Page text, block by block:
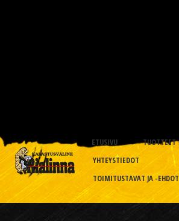
ETUSIVU TUOTTEET
YHTEYSTIEDOT
TOIMITUSTAVAT JA -EHDOT